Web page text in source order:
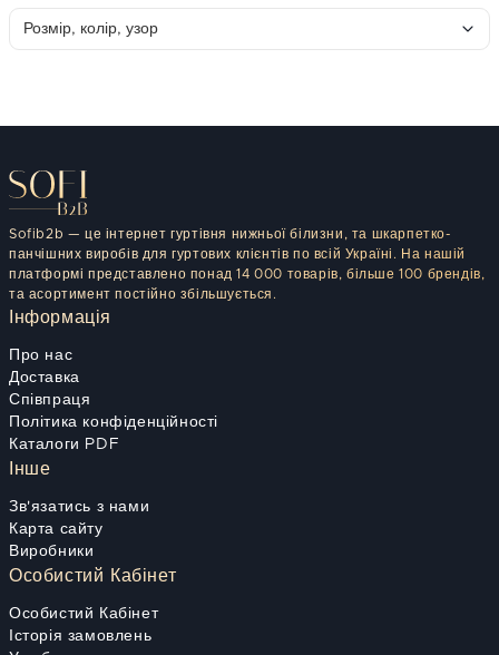
Розмір, колір, узор
Sofib2b — це інтернет гуртівня нижньої білизни, та шкарпетко-
панчішних виробів для гуртових клієнтів по всій Україні. На нашій
платформі представлено понад 14 000 товарів, більше 100 брендів,
та асортимент постійно збільшується.
Інформація
Про нас
Доставка
Співпраця
Політика конфіденційності
Каталоги PDF
Інше
Зв'язатись з нами
Карта сайту
Виробники
Особистий Кабінет
Особистий Кабінет
Історія замовлень